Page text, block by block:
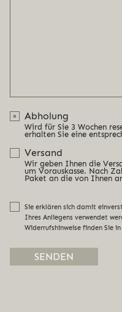
Abholung
Wird für Sie 3 Wochen
erhalten Sie eine
Versand
Wir geben Ihnen die
um Vorauskasse. Nach
Paket an die von Ihnen
Sie erklären sich damit
Ihres Anliegens verwendet
Widerrufshinweise finden Sie in